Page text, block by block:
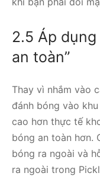
2.5 Áp
an toàn”
Thay vì nhắm vào
đánh bóng vào
cao hơn thực tế
bóng an toàn hơn.
bóng ra ngoài và
ra ngoài trong